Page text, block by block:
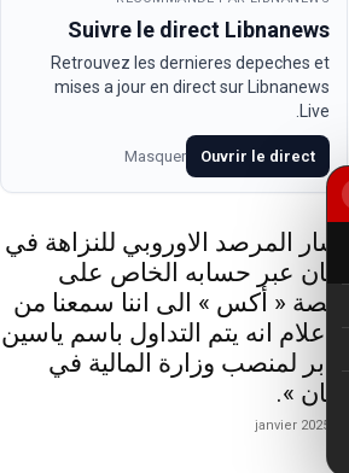
Suivre le direct Libnanews
Retrouvez les dernieres depeches et
mises a jour en direct sur Libnanews
Live.
Ouvrir le direct
Masquer
أشار المرصد الاوروبي للنزاهة في
لبنان عبر حسابه الخاص على
منصة « أكس » الى اننا سمعنا من
الاعلام انه يتم التداول باسم ياسين
جابر لمنصب وزارة المالية في
لبنان ».